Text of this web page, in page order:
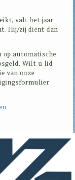
valt het jaar
Hij/zij dient dan
op automatische
Wilt u lid
van onze